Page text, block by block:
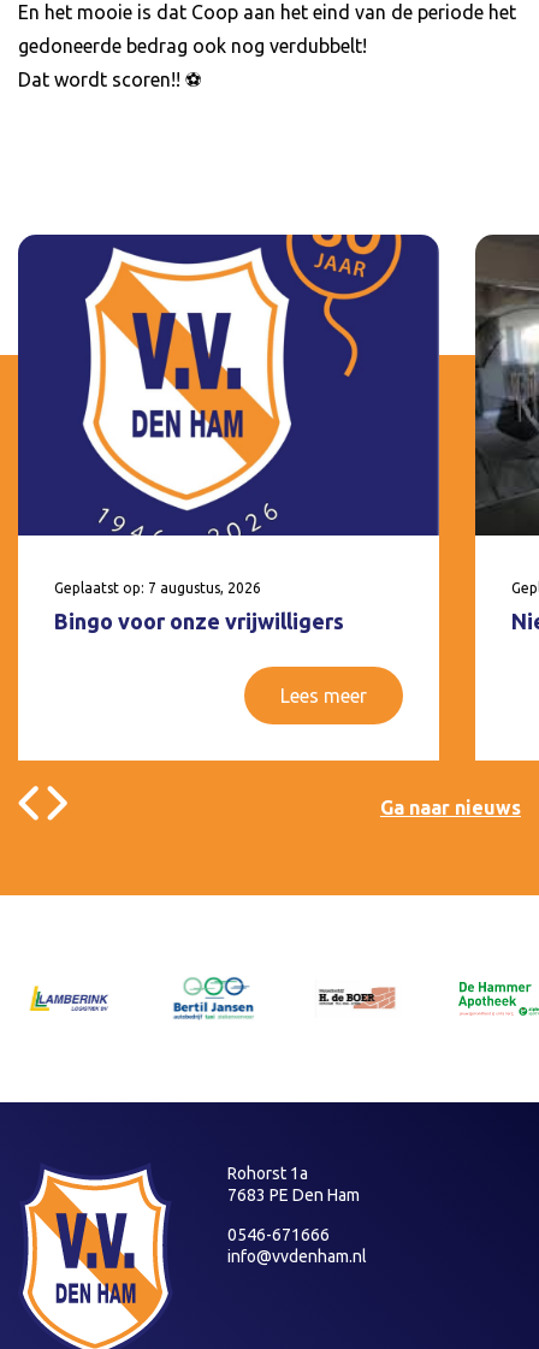
En het mooie is dat Coop aan het eind van de periode het
gedoneerde bedrag ook nog verdubbelt!
Dat wordt scoren!! ⚽️
Geplaatst op: 7 augustus, 2026
Bingo voor onze vrijwilligers
Lees meer
Ga naar nieuws
Rohorst 1a
7683 PE Den Ham
0546-671666
info@vvdenham.nl